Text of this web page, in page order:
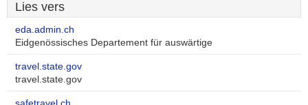
Lies vers
eda.admin.ch
Eidgenössisches Departement für auswärtige
travel.state.gov
travel.state.gov